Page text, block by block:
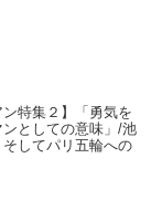
ン特集２】「勇気を
としての意味」/池
してパリ五輪への